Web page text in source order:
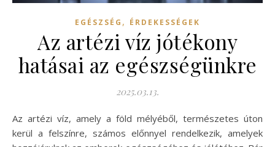
EGÉSZSÉG , ÉRDEKESSÉGEK
Az artézi víz jótékony
hatásai az egészségünkre
2025.03.13.
Az artézi víz, amely a föld mélyéből, természetes úton
kerül a felszínre, számos előnnyel rendelkezik, amelyek